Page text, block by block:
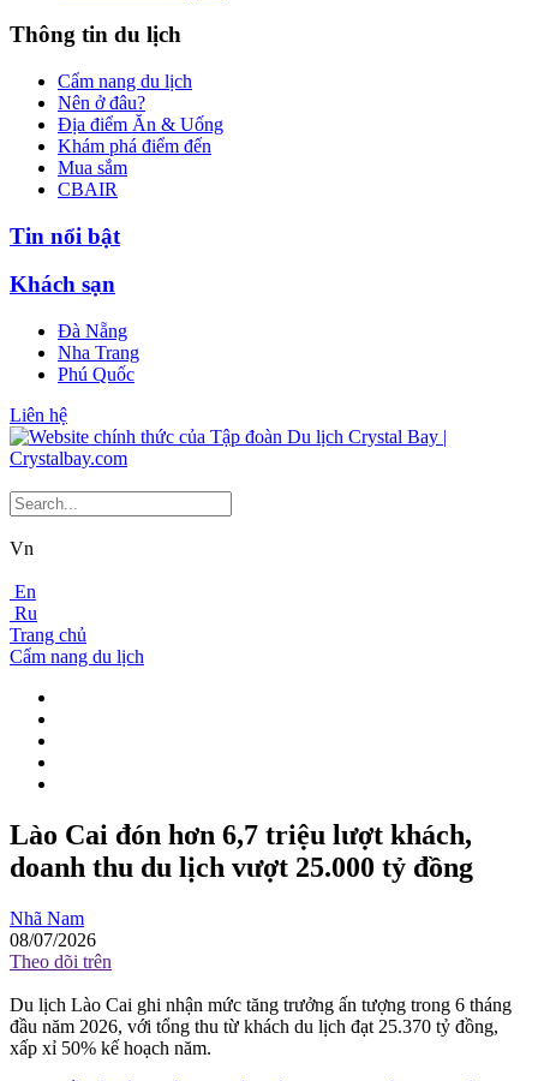
Thông tin du lịch
Cẩm nang du lịch
Nên ở đâu?
Địa điểm Ăn & Uống
Khám phá điểm đến
Mua sắm
CBAIR
Tin nổi bật
Khách sạn
Đà Nẵng
Nha Trang
Phú Quốc
Liên hệ
Vn
En
Ru
Trang chủ
Cẩm nang du lịch
Lào Cai đón hơn 6,7 triệu lượt khách,
doanh thu du lịch vượt 25.000 tỷ đồng
Nhã Nam
08/07/2026
Theo dõi trên
Du lịch Lào Cai ghi nhận mức tăng trưởng ấn tượng trong 6 tháng
đầu năm 2026, với tổng thu từ khách du lịch đạt 25.370 tỷ đồng,
xấp xỉ 50% kế hoạch năm.